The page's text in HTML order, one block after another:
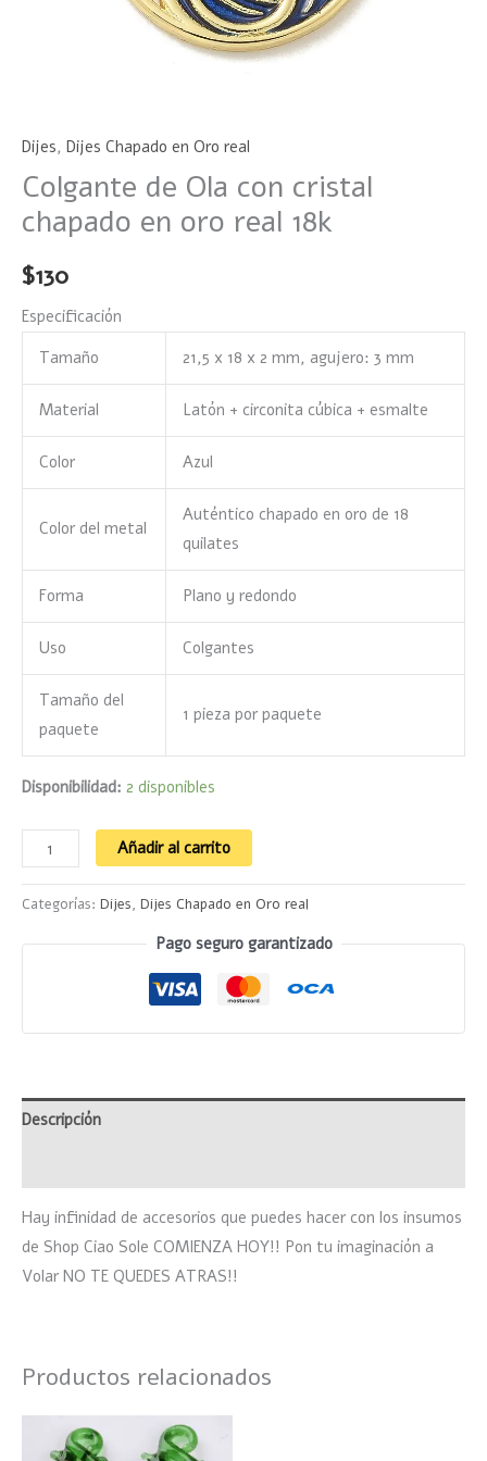
Dijes, Dijes Chapado en Oro real
Colgante de Ola con cristal
chapado en oro real 18k
$130
Especificación
Tamaño
21,5 x 18 x 2 mm, agujero: 3 mm
Material Latón + circonita cúbica + esmalte
Color Azul
Color del metal
Auténtico chapado en oro de 18
quilates
Forma Plano y redondo
Uso Colgantes
Tamaño del
paquete
1 pieza por paquete
Disponibilidad: 2 disponibles
Añadir al carrito
Categorías: Dijes, Dijes Chapado en Oro real
Pago seguro garantizado
Descripción
Hay infinidad de accesorios que puedes hacer con los insumos
de Shop Ciao Sole COMIENZA HOY!! Pon tu imaginación a
Volar NO TE QUEDES ATRAS!!
Productos relacionados
Rango
de
Este